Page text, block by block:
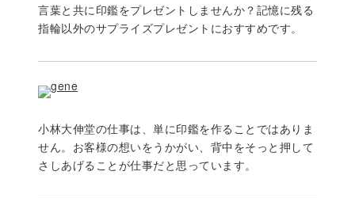
言葉と共に印鑑をプレゼントしませんか？記憶に残る
指輪以外のサプライズプレゼントにおすすめです。
小林大伸堂の仕事は、単に印鑑を作ることではありま
せん。お客様の想いをうかがい、背中をそっと押して
さしあげることが仕事だと思っています。